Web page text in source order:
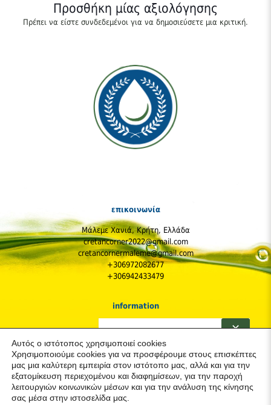
Προσθήκη μίας αξιολόγησης
Πρέπει να είστε συνδεδεμένοι για να δημοσιεύσετε μια κριτική.
επικοινωνία
Μάλεμε Χανιά, Κρήτη, Ελλάδα
cretancorner2022@gmail.com
cretancornermaleme@gmail.com
+306972082677
+306942433479
information
Η Εταιρεία
Πολιτική Απορρήτου & Cookies (GDPR)
Παραγγελίες και Αποστολές
Κόστος Αποστολών
Πολιτική Επιστροφών
Προστασία & Ασφάλεια του Καταναλωτή
ακολουθήστε μας
✕
Αυτός ο ιστότοπος χρησιμοποιεί cookies
Χρησιμοποιούμε cookies για να προσφέρουμε στους επισκέπτες
μας μια καλύτερη εμπειρία στον ιστότοπο μας, αλλά και για την
εξατομίκευση περιεχομένου και διαφημίσεων, για την παροχή
λειτουργιών κοινωνικών μέσων και για την ανάλυση της κίνησης
σας μέσα στην ιστοσελίδα μας.